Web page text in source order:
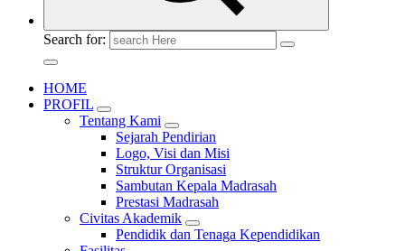
Search for:
HOME
PROFIL
Tentang Kami
Sejarah Pendirian
Logo, Visi dan Misi
Struktur Organisasi
Sambutan Kepala Madrasah
Prestasi Madrasah
Civitas Akademik
Pendidik dan Tenaga Kependidikan